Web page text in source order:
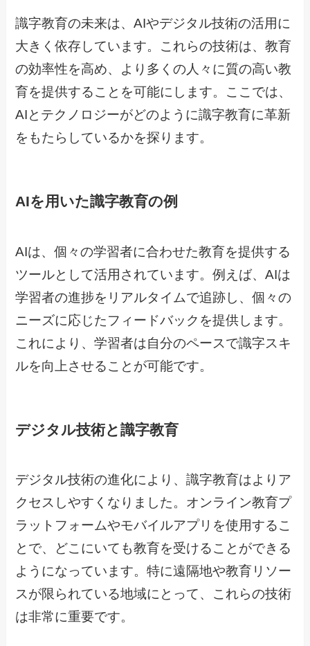
識字教育の未来は、AIやデジタル技術の活用に
大きく依存しています。これらの技術は、教育
の効率性を高め、より多くの人々に質の高い教
育を提供することを可能にします。ここでは、
AIとテクノロジーがどのように識字教育に革新
をもたらしているかを探ります。
AIを用いた識字教育の例
AIは、個々の学習者に合わせた教育を提供する
ツールとして活用されています。例えば、AIは
学習者の進捗をリアルタイムで追跡し、個々の
ニーズに応じたフィードバックを提供します。
これにより、学習者は自分のペースで識字スキ
ルを向上させることが可能です。
デジタル技術と識字教育
デジタル技術の進化により、識字教育はよりア
クセスしやすくなりました。オンライン教育プ
ラットフォームやモバイルアプリを使用するこ
とで、どこにいても教育を受けることができる
ようになっています。特に遠隔地や教育リソー
スが限られている地域にとって、これらの技術
は非常に重要です。